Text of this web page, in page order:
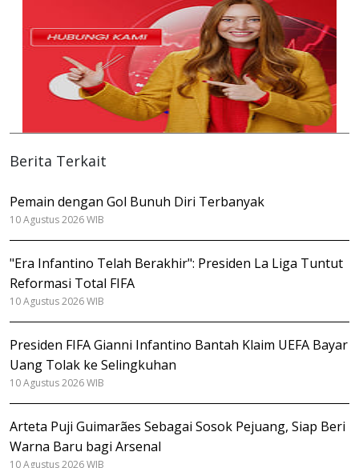
Berita Terkait
Pemain dengan Gol Bunuh Diri Terbanyak
10 Agustus 2026 WIB
"Era Infantino Telah Berakhir": Presiden La Liga Tuntut
Reformasi Total FIFA
10 Agustus 2026 WIB
Presiden FIFA Gianni Infantino Bantah Klaim UEFA Bayar
Uang Tolak ke Selingkuhan
10 Agustus 2026 WIB
Arteta Puji Guimarães Sebagai Sosok Pejuang, Siap Beri
Warna Baru bagi Arsenal
10 Agustus 2026 WIB